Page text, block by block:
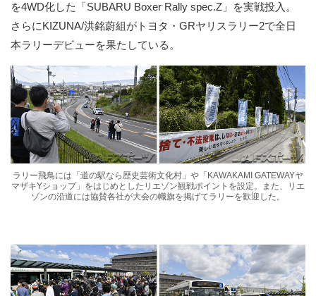
を4WD化した「SUBARU Boxer Rally spec.Z」を実戦投入。
さらにKIZUNA/洪銘蔚組がトヨタ・GRヤリスラリー2で全日
本ラリーデビューを果たしている。
ラリー飛鳥には「道の駅なら歴史芸術文化村」や「KAWAKAMI GATEWAYヤ
マザキYショップ」をはじめとしたリエゾン観戦ポイントを設定。また、リエ
ゾンの沿道には協賛各社が大会の幟旗を掲げてラリーを歓迎した。